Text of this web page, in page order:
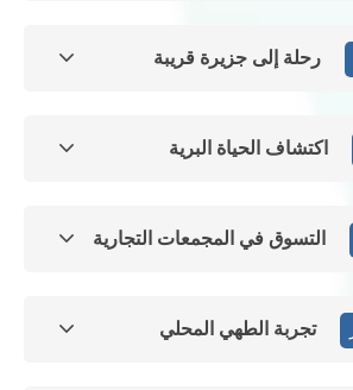
رحلة إلى جزيرة قريبة
اكتشاف الحياة البرية
التسوق في المجمعات التجارية
تجربة الطهي المحلي